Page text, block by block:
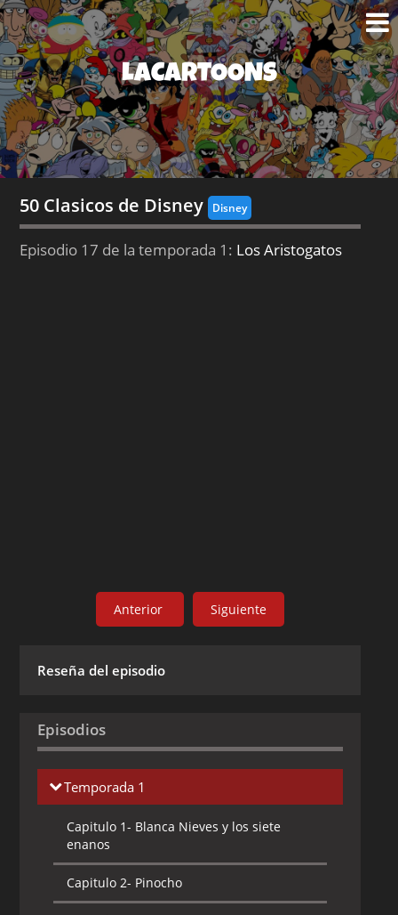
LACARTOONS
50 Clasicos de Disney Disney
Episodio 17 de la temporada 1: Los Aristogatos
Anterior Siguiente
Reseña del episodio
Episodios
Temporada 1
Capitulo 1- Blanca Nieves y los siete
enanos
Capitulo 2- Pinocho